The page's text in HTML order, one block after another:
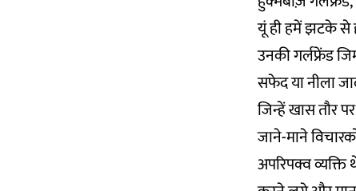
यूं ही हमें झटके से
उनकी गर्लफ्रेंड
सफेद या नीला
जिन्हें खास तौर
जाने-माने
अपरिपक्व